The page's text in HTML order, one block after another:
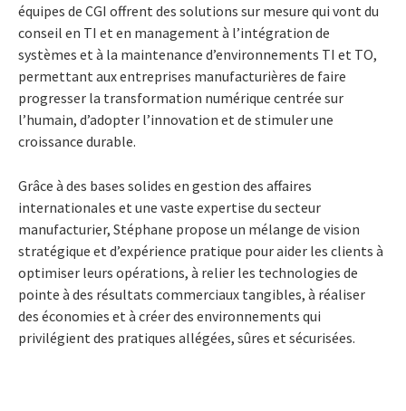
équipes de CGI offrent des solutions sur mesure qui vont du
conseil en TI et en management à l’intégration de
systèmes et à la maintenance d’environnements TI et TO,
permettant aux entreprises manufacturières de faire
progresser la transformation numérique centrée sur
l’humain, d’adopter l’innovation et de stimuler une
croissance durable.
Grâce à des bases solides en gestion des affaires
internationales et une vaste expertise du secteur
manufacturier, Stéphane propose un mélange de vision
stratégique et d’expérience pratique pour aider les clients à
optimiser leurs opérations, à relier les technologies de
pointe à des résultats commerciaux tangibles, à réaliser
des économies et à créer des environnements qui
privilégient des pratiques allégées, sûres et sécurisées.